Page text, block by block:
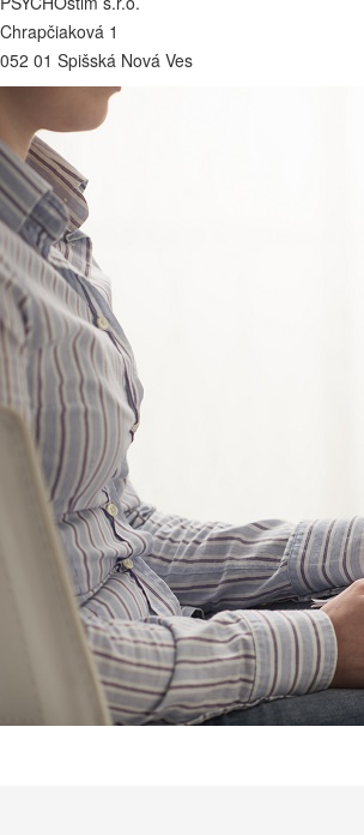
Chrapčiaková 1
052 01 Spišská Nová Ves